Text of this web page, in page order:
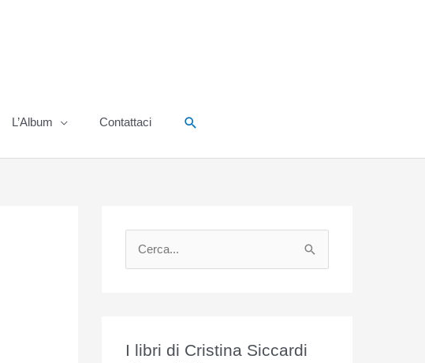
L’Album Contattaci Cerca
:I libri di Cristina Siccardi